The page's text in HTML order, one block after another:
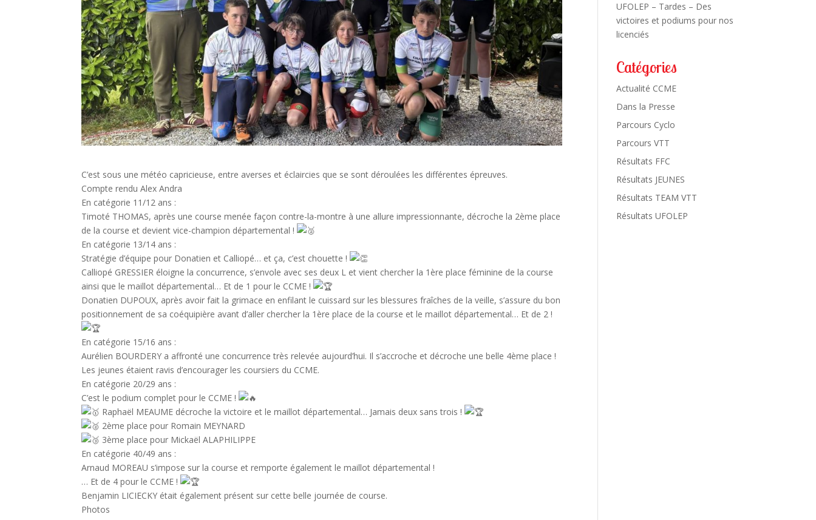
C’est sous une météo capricieuse, entre averses et éclaircies que se sont déroulées les différentes épreuves.
Compte rendu Alex Andra
En catégorie 11/12 ans :
Timoté THOMAS, après une course menée façon contre-la-montre à une allure impressionnante, décroche la 2ème place
de la course et devient vice-champion départemental !
En catégorie 13/14 ans :
Stratégie d’équipe pour Donatien et Calliopé… et ça, c’est chouette !
Calliopé GRESSIER éloigne la concurrence, s’envole avec ses deux L et vient chercher la 1ère place féminine de la course
ainsi que le maillot départemental… Et de 1 pour le CCME !
Donatien DUPOUX, après avoir fait la grimace en enfilant le cuissard sur les blessures fraîches de la veille, s’assure du bon
positionnement de sa coéquipière avant d’aller chercher la 1ère place de la course et le maillot départemental… Et de 2 !
En catégorie 15/16 ans :
Aurélien BOURDERY a affronté une concurrence très relevée aujourd’hui. Il s’accroche et décroche une belle 4ème place !
Les jeunes étaient ravis d’encourager les coursiers du CCME.
En catégorie 20/29 ans :
C’est le podium complet pour le CCME !
Raphaël MEAUME décroche la victoire et le maillot départemental… Jamais deux sans trois !
2ème place pour Romain MEYNARD
3ème place pour Mickaël ALAPHILIPPE
En catégorie 40/49 ans :
Arnaud MOREAU s’impose sur la course et remporte également le maillot départemental !
… Et de 4 pour le CCME !
Benjamin LICIECKY était également présent sur cette belle journée de course.
Photos
UFOLEP – Tardes – Des
victoires et podiums pour nos
licenciés
Catégories
Actualité CCME
Dans la Presse
Parcours Cyclo
Parcours VTT
Résultats FFC
Résultats JEUNES
Résultats TEAM VTT
Résultats UFOLEP